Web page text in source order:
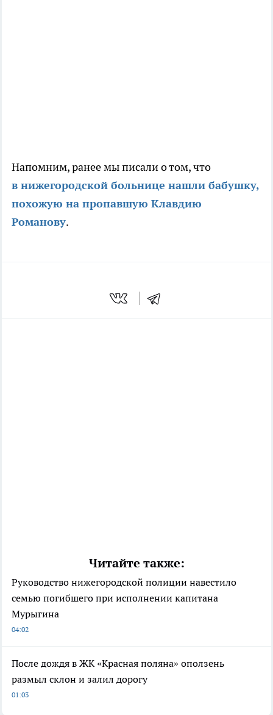
Напомним, ранее мы писали о том, что
в нижегородской больнице нашли бабушку,
похожую на пропавшую Клавдию
Романову.
Читайте также:
Руководство нижегородской полиции навестило
семью погибшего при исполнении капитана
Мурыгина
04:02
После дождя в ЖК «Красная поляна» оползень
размыл склон и залил дорогу
01:03